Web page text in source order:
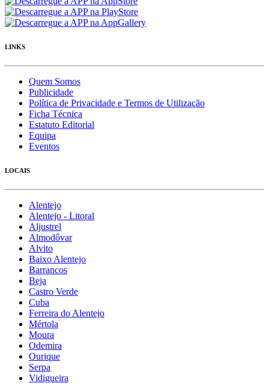
LINKS
Quem Somos
Publicidade
Política de Privacidade e Termos de Utilização
Ficha Técnica
Estatuto Editorial
Equipa
Eventos
LOCAIS
Alentejo
Alentejo - Litoral
Aljustrel
Almodôvar
Alvito
Baixo Alentejo
Barrancos
Beja
Castro Verde
Cuba
Ferreira do Alentejo
Mértola
Moura
Odemira
Ourique
Serpa
Vidigueira